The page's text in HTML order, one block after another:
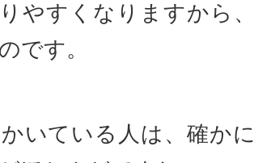
やすくなりますから
です。
いている人は、確か